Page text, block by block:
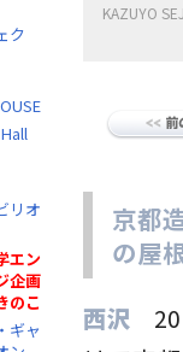
ク
Hall
リオ
エン
企画
のこ
ギャ
KAZUYO
京都
の屋
西沢